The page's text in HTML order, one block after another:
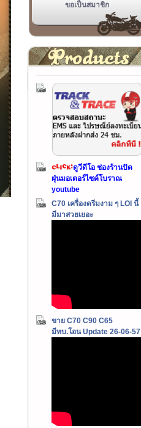
ขอเป็นสมาชิก
ดูวีดีโอ ช่องร้านปัด
ฝุ่นมอเตอร์ไซค์โบราณ
youtube
C70 เครื่องดรีมงาม ๆ LOI นี้
มีมาสวยเยอะ
ขาย C70 C90 C65
มีทบ.โอน Update 26-06-57